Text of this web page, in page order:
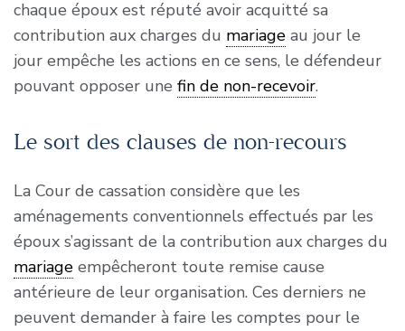
chaque époux est réputé avoir acquitté sa
contribution aux charges du mariageau jour le
jour empêche les actions en ce sens, le défendeur
pouvant opposer une fin de non-recevoir.
Le sort des clauses de non-recours
La Cour de cassation considère que les
aménagements conventionnels effectués par les
époux s’agissant de la contribution aux charges du
mariageempêcheront toute remise cause
antérieure de leur organisation. Ces derniers ne
peuvent demander à faire les comptes pour le